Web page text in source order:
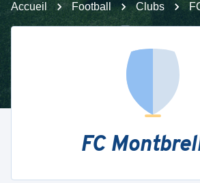
Accueil Football Clubs
FC